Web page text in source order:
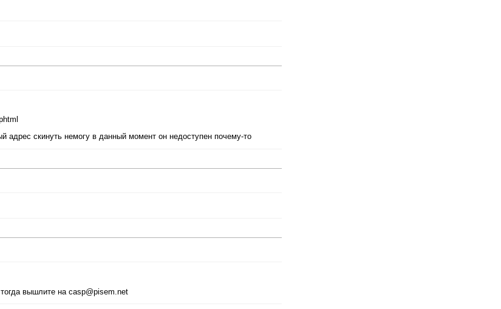
адрес скинуть немогу в данный момент он недоступен почему-то
вышлите на casp@pisem.net